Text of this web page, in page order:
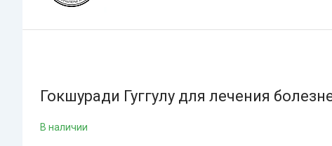
Гокшуради Гуггулу для лечения
В наличии